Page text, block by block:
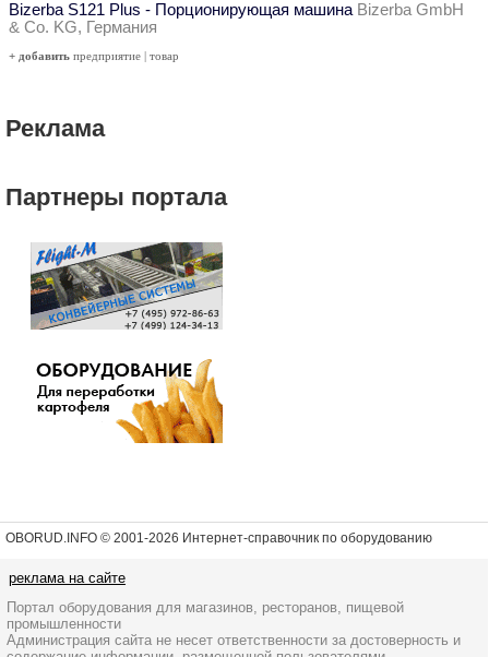
Bizerba S121 Plus - Порционирующая машина Bizerba GmbH
& Co. KG, Германия
+ добавить предприятие | товар
Реклама
Партнеры портала
OBORUD.INFO © 2001-2026 Интернет-справочник по оборудованию
реклама на сайте
Портал оборудования для магазинов, ресторанов, пищевой
промышленности
Администрация сайта не несет ответственности за достоверность и